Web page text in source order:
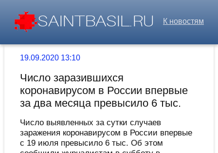
К новостям
19.09.2020 13:10
Число заразившихся
коронавирусом в России впервые
за два месяца превысило 6 тыс.
Число выявленных за сутки случаев
заражения коронавирусом в России впервые
с 19 июля превысило 6 тыс. Об этом